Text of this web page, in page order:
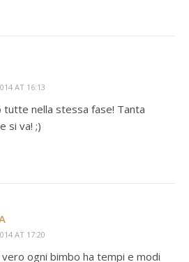
AT 16:13
tutte nella stessa fase! Tanta
si va! ;)
AT 17:20
ogni bimbo ha tempi e modi